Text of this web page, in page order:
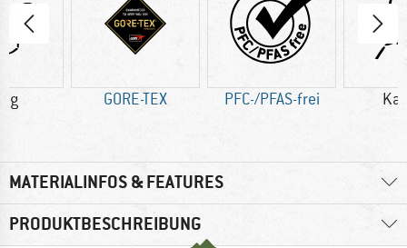
g GORE-TEX PFC-/PFAS-frei
MATERIALINFOS & FEATURES
PRODUKTBESCHREIBUNG